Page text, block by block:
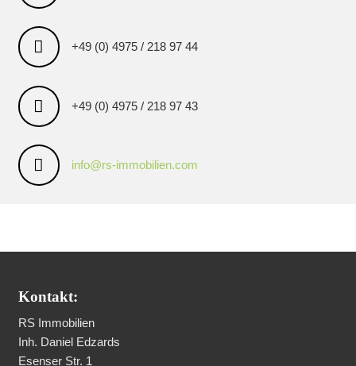
+49 (0) 4975 / 218 97 44
+49 (0) 4975 / 218 97 43
info@rs-immobilien.com
Kontakt:
RS Immobilien
Inh. Daniel Edzards
Esenser Str. 1